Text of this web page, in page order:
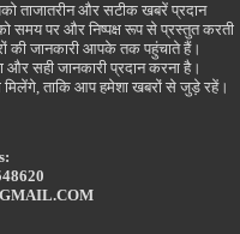
ताजातरीन और सटीक खबरें प्रदान
समय पर और निष्पक्ष रूप से प्रस्तुत करती
की जानकारी आपके तक पहुंचाते हैं।
और सही जानकारी प्रदान करना है।
ताकि आप हमेशा खबरों से जुड़े रहें।